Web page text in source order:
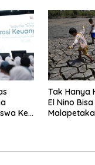
Ke
Tak Hanya
El Nino